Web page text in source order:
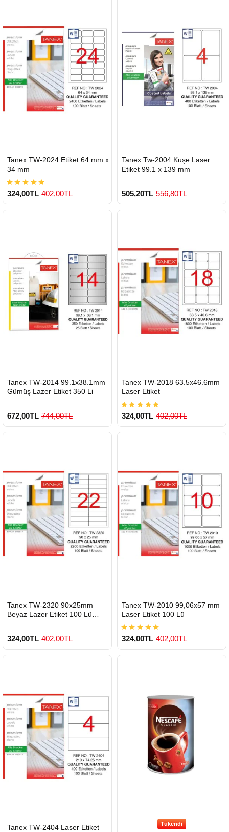
900 TL Üzeri Kargo Ücretsiz 900 TL Üzeri Kargo Ücretsiz
GÖNDERİ
900 TL Üzeri Kargo Ücretsiz
Tanex TW-2024 Etiket 64 mm x
34 mm
324,00TL 402,00TL
GÖNDERİ
900 TL Üzeri Kargo Ücretsiz
Tanex Tw-2004 Kuşe Laser
Etiket 99.1 x 139 mm
505,20TL 556,80TL
GÖNDERİ
900 TL Üzeri Kargo Ücretsiz
Tanex TW-2014 99.1x38.1mm
Gümüş Lazer Etiket 350 Li
672,00TL 744,00TL
GÖNDERİ
900 TL Üzeri Kargo Ücretsiz
Tanex TW-2018 63.5x46.6mm
Laser Etiket
324,00TL 402,00TL
GÖNDERİ
900 TL Üzeri Kargo Ücretsiz
Tanex TW-2320 90x25mm
Beyaz Lazer Etiket 100 Lü
324,00TL 402,00TL
GÖNDERİ
900 TL Üzeri Kargo Ücretsiz
Tanex TW-2010 99,06x57 mm
Laser Etiket 100 Lü
324,00TL 402,00TL
GÖNDERİ
Tanex TW-2404 Laser Etiket Tükendi